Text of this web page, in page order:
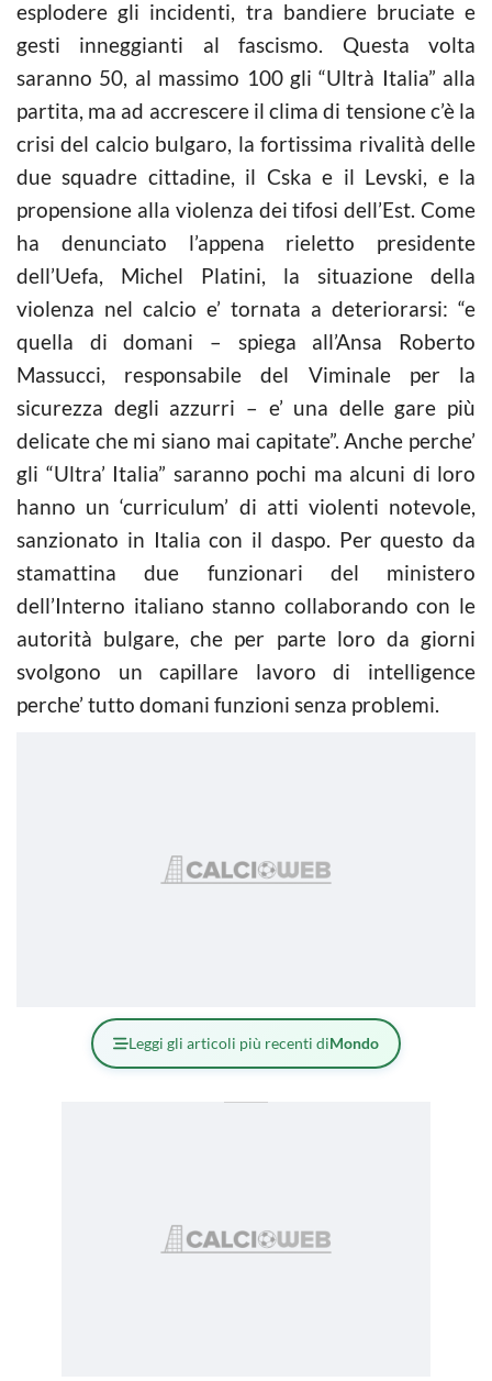
esplodere gli incidenti, tra bandiere bruciate e
gesti inneggianti al fascismo. Questa volta
saranno 50, al massimo 100 gli “Ultrà Italia” alla
partita, ma ad accrescere il clima di tensione c’è la
crisi del calcio bulgaro, la fortissima rivalità delle
due squadre cittadine, il Cska e il Levski, e la
propensione alla violenza dei tifosi dell’Est. Come
ha denunciato l’appena rieletto presidente
dell’Uefa, Michel Platini, la situazione della
violenza nel calcio e’ tornata a deteriorarsi: “e
quella di domani – spiega all’Ansa Roberto
Massucci, responsabile del Viminale per la
sicurezza degli azzurri – e’ una delle gare più
delicate che mi siano mai capitate”. Anche perche’
gli “Ultra’ Italia” saranno pochi ma alcuni di loro
hanno un ‘curriculum’ di atti violenti notevole,
sanzionato in Italia con il daspo. Per questo da
stamattina due funzionari del ministero
dell’Interno italiano stanno collaborando con le
autorità bulgare, che per parte loro da giorni
svolgono un capillare lavoro di intelligence
perche’ tutto domani funzioni senza problemi.
Leggi gli articoli più recenti diMondo